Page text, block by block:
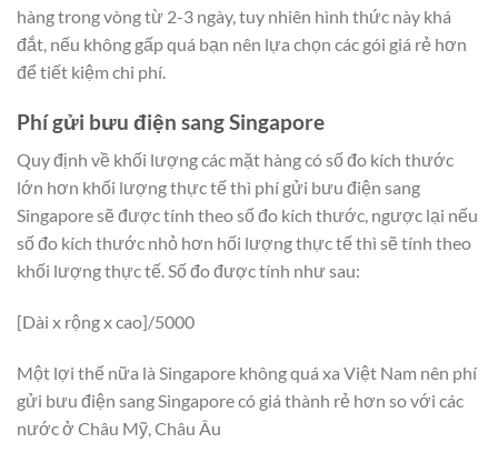
hàng trong vòng từ 2-3 ngày, tuy nhiên hình thức này khá
đắt, nếu không gấp quá bạn nên lựa chọn các gói giá rẻ hơn
để tiết kiệm chi phí.
Phí gửi bưu điện sang Singapore
Quy định về khối lượng các mặt hàng có số đo kích thước
lớn hơn khối lượng thực tế thì phí gửi bưu điện sang
Singapore sẽ được tính theo số đo kích thước, ngược lại nếu
số đo kích thước nhỏ hơn hối lượng thực tế thì sẽ tính theo
khối lượng thực tế. Số đo được tính như sau:
[Dài x rộng x cao]/5000
Một lợi thế nữa là Singapore không quá xa Việt Nam nên phí
gửi bưu điện sang Singapore có giá thành rẻ hơn so với các
nước ở Châu Mỹ, Châu Âu